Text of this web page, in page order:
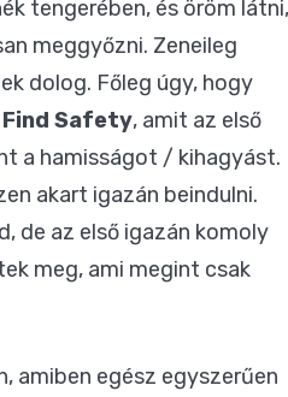
tengerében, és öröm látni,
meggyőzni. Zeneileg
dolog. Főleg úgy, hogy
Find Safety, amit az első
a hamisságot / kihagyást.
akart igazán beindulni.
de az első igazán komoly
meg, ami megint csak
amiben egész egyszerűen